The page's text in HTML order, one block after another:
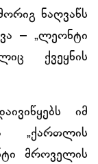
ნაღვაწს
– „ლეონტი
ქვეყნის
იმ
„ქართლის
მროველის